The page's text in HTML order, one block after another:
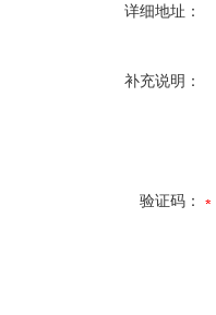
详细地址：
补充说明：
验证码：